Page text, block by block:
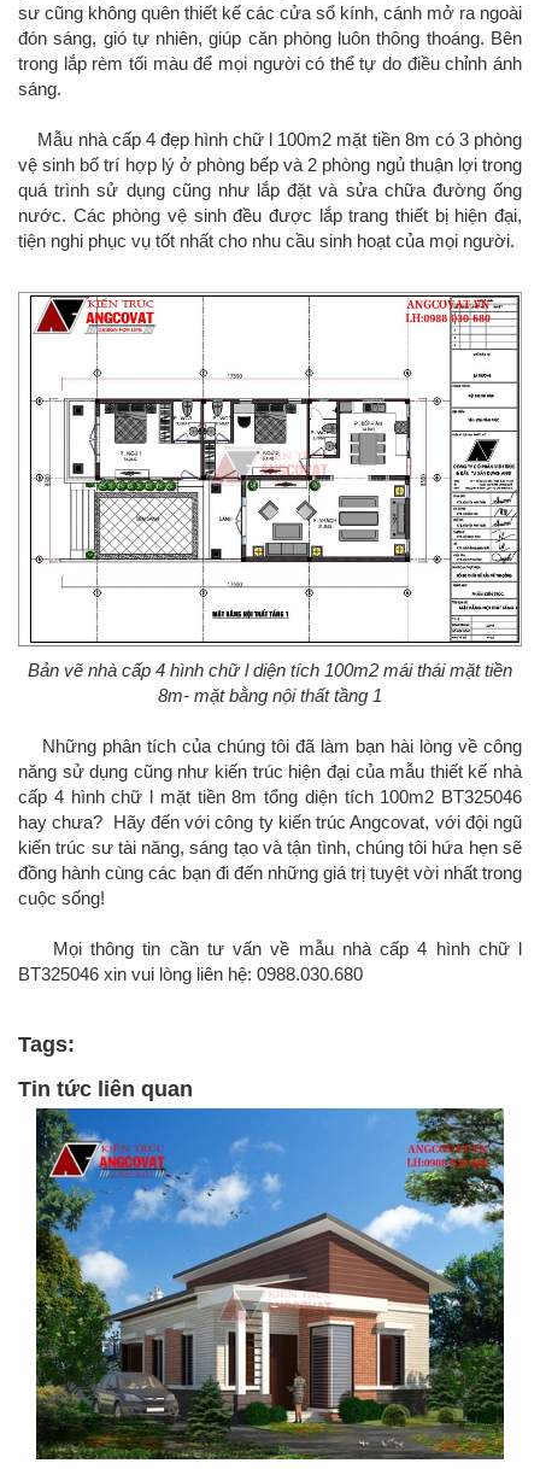
sư cũng không quên thiết kế các cửa sổ kính, cánh mở ra ngoài
đón sáng, gió tự nhiên, giúp căn phòng luôn thông thoáng. Bên
trong lắp rèm tối màu để mọi người có thể tự do điều chỉnh ánh
sáng.
Mẫu nhà cấp 4 đẹp hình chữ l 100m2 mặt tiền 8m có 3 phòng
vệ sinh bố trí hợp lý ở phòng bếp và 2 phòng ngủ thuận lợi trong
quá trình sử dụng cũng như lắp đặt và sửa chữa đường ống
nước. Các phòng vệ sinh đều được lắp trang thiết bị hiện đại,
tiện nghi phục vụ tốt nhất cho nhu cầu sinh hoạt của mọi người.
Bản vẽ nhà cấp 4 hình chữ l diện tích 100m2 mái thái mặt tiền
8m- mặt bằng nội thất tầng 1
Những phân tích của chúng tôi đã làm bạn hài lòng về công
năng sử dụng cũng như kiến trúc hiện đại của mẫu thiết kế nhà
cấp 4 hình chữ l mặt tiền 8m tổng diện tích 100m2 BT325046
hay chưa? Hãy đến với công ty kiến trúc Angcovat, với đội ngũ
kiến trúc sư tài năng, sáng tạo và tận tình, chúng tôi hứa hẹn sẽ
đồng hành cùng các bạn đi đến những giá trị tuyệt vời nhất trong
cuộc sống!
Mọi thông tin cần tư vấn về mẫu nhà cấp 4 hình chữ l
BT325046 xin vui lòng liên hệ: 0988.030.680
Tags:
Tin tức liên quan